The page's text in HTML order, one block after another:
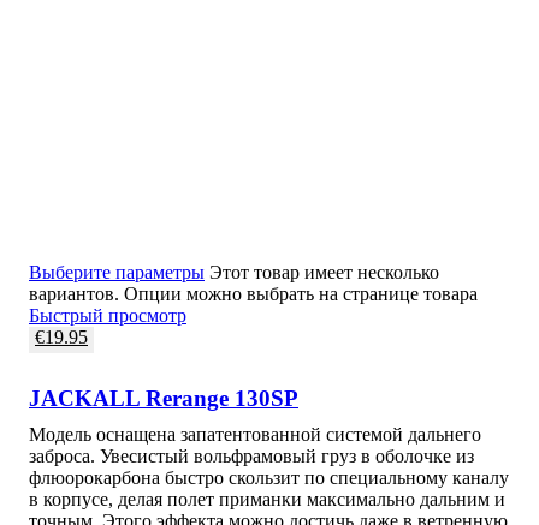
Выберите параметры Этот товар имеет несколько
вариантов. Опции можно выбрать на странице товара
Быстрый просмотр
€19.95
JACKALL Rerange 130SP
Модель оснащена запатентованной системой дальнего
заброса. Увесистый вольфрамовый груз в оболочке из
флюорокарбона быстро скользит по специальному каналу
в корпусе, делая полет приманки максимально дальним и